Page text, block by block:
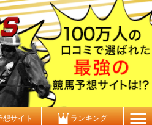
想サイト ランキング